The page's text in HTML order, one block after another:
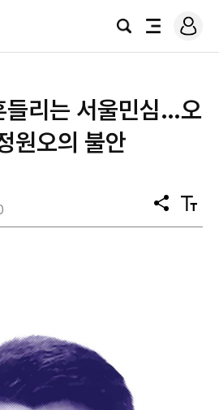
검
전
로
그
리는 서울민심…오
원오의 불안
공
유
텍
스